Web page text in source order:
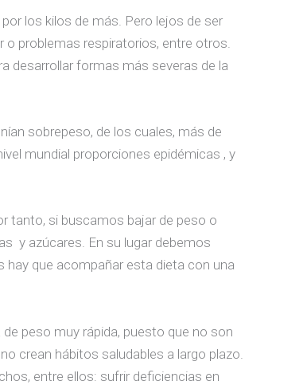
los kilos de más. Pero lejos de ser
o problemas respiratorios, entre otros.
desarrollar formas más severas de la
sobrepeso, de los cuales, más de
mundial proporciones epidémicas , y
tanto, si buscamos bajar de peso o
y azúcares. En su lugar debemos
que acompañar esta dieta con una
peso muy rápida, puesto que no son
crean hábitos saludables a largo plazo.
entre ellos: sufrir deficiencias en